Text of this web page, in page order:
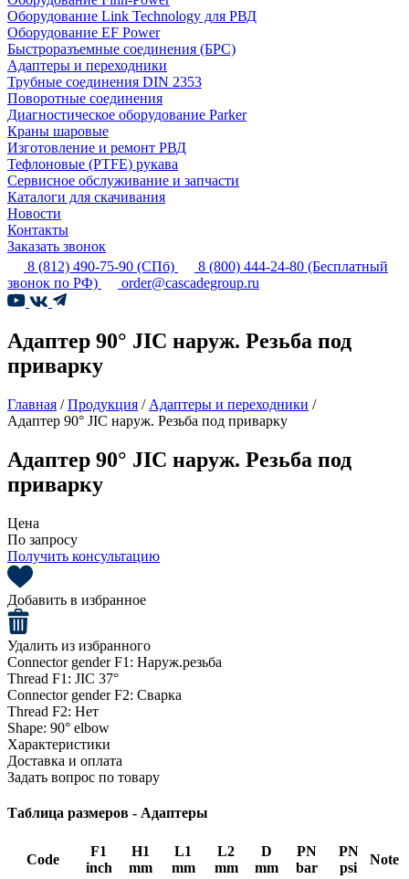
Оборудование Link Technology для РВД
Оборудование EF Power
Быстроразъемные соединения (БРС)
Адаптеры и переходники
Трубные соединения DIN 2353
Поворотные соединения
Диагностическое оборудование Parker
Краны шаровые
Изготовление и ремонт РВД
Тефлоновые (PTFE) рукава
Сервисное обслуживание и запчасти
Каталоги для скачивания
Новости
Контакты
Заказать звонок
8 (812) 490-75-90 (СПб) 8 (800) 444-24-80 (Бесплатный
звонок по РФ)
order@cascadegroup.ru
Адаптер 90° JIC наруж. Резьба под
приварку
Главная /Продукция / Адаптеры и переходники /
Адаптер 90° JIC наруж. Резьба под приварку
Адаптер 90° JIC наруж. Резьба под
приварку
Цена
По запросу
Получить консультацию
Добавить в избранное
Удалить из избранного
Connector gender F1: Наруж.резьба
Thread F1: JIC 37°
Connector gender F2: Сварка
Thread F2: Нет
Shape: 90° elbow
Характеристики
Доставка и оплата
Задать вопрос по товару
Таблица размеров - Адаптеры
Code
F1
inch
H1
mm
L1
mm
L2
mm
D
mm
PN
bar
PN
psi
Note